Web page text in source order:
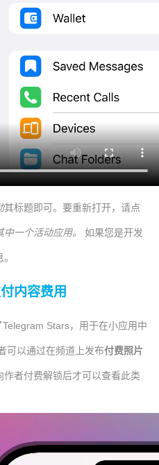
其标题即可。要重新打开，请点
一个活动应用。 如果您是开发
内容费用
Telegram Stars，用于在小应用中
可以通过在频道上发布付费照片
作者付费解锁后才可以查看此类